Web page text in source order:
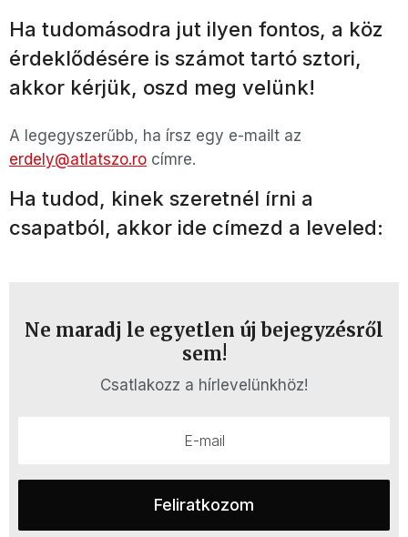
Ha tudomásodra jut ilyen fontos, a köz
érdeklődésére is számot tartó sztori,
akkor kérjük, oszd meg velünk!
A legegyszerűbb, ha írsz egy e-mailt az
erdely@atlatszo.ro címre.
Ha tudod, kinek szeretnél írni a
csapatból, akkor ide címezd a leveled:
Ne maradj le egyetlen új bejegyzésről
sem!
Csatlakozz a hírlevelünkhöz!